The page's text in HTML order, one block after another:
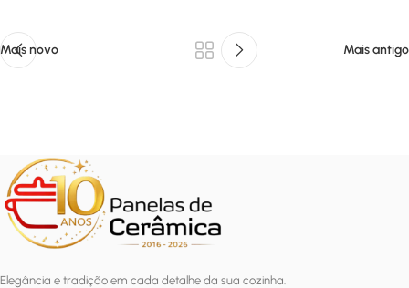
Mais novo Mais antigo
Elegância e tradição em cada detalhe da sua cozinha.